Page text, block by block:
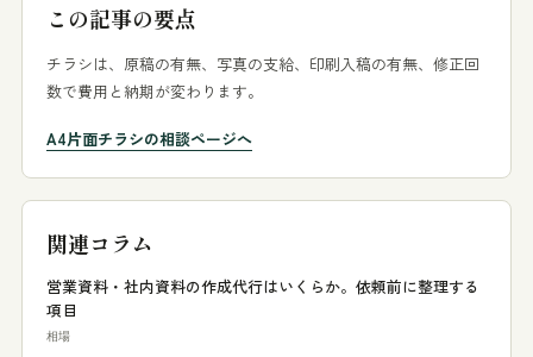
この記事の要点
チラシは、原稿の有無、写真の支給、印刷入稿の有無、修正回
数で費用と納期が変わります。
A4片面チラシの相談ページへ
関連コラム
営業資料・社内資料の作成代行はいくらか。依頼前に整理する
項目
相場